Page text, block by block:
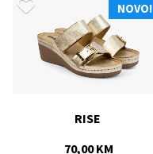
NOVO!
RISE
70,00 KM